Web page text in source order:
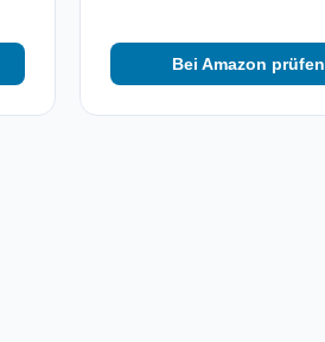
Bei Amazon prüfen